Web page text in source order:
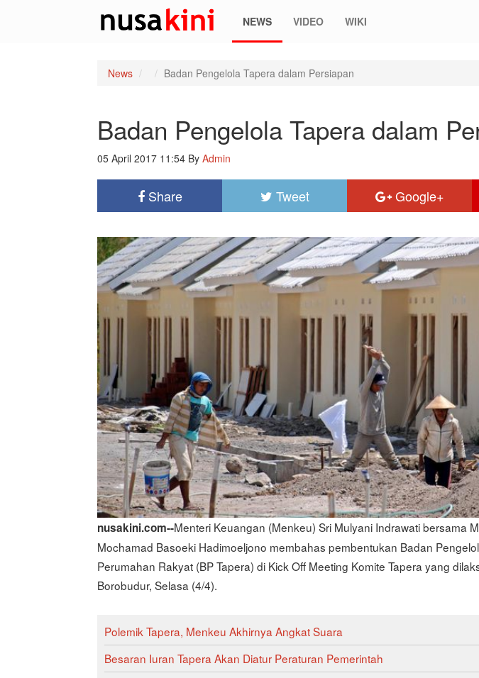
NEWS VIDEO WIKI
News Badan Pengelola Tapera dalam Persiapan
Badan Pengelola Tapera dalam
05 April 2017 11:54 By Admin
Share Tweet Google+
nusakini.com--Menteri Keuangan (Menkeu) Sri Mulyani Indrawati bersama
Mochamad Basoeki Hadimoeljono membahas pembentukan Badan
Perumahan Rakyat (BP Tapera) di Kick Off Meeting Komite Tapera yang
Borobudur, Selasa (4/4).
Polemik Tapera, Menkeu Akhirnya Angkat Suara
Besaran Iuran Tapera Akan Diatur Peraturan Pemerintah